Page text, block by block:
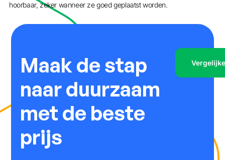
hoorbaar, zeker wanneer ze goed geplaatst worden.
Maak de stap
naar duurzaam
met de beste
prijs